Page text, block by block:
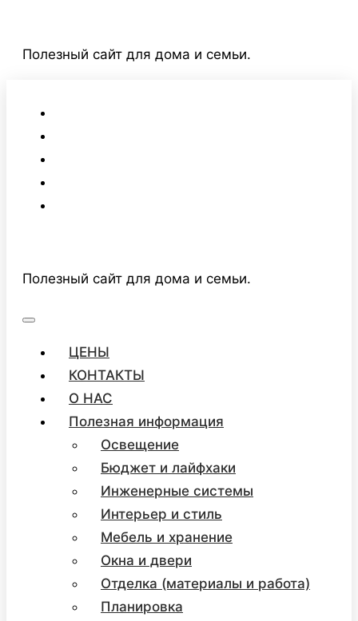
содержимому
Полезный сайт для дома и семьи.
Полезный сайт для дома и семьи.
ЦЕНЫ
КОНТАКТЫ
О НАС
Полезная информация
Освещение
Бюджет и лайфхаки
Инженерные системы
Интерьер и стиль
Мебель и хранение
Окна и двери
Отделка (материалы и работа)
Планировка